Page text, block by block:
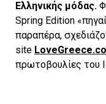
Ελληνικής μόδας.
Spring Edition
παραπέρα,
site
πρωτοβουλίες του